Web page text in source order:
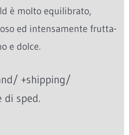
è molto equilibrato,
ed intensamente frutta-
e dolce.
+shipping/
di sped.